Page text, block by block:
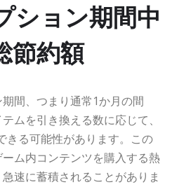
ション期間中
節約額
間、つまり通常1か月の間
ムを引き換える数に応じて、
きる可能性があります。この
ム内コンテンツを購入する熱
速に蓄積されることがありま